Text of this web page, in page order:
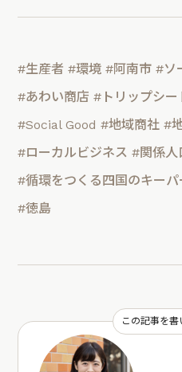
#生産者 #環境 #阿南市 #ソ
#あわい商店 #トリップシー
#Social Good #地域商社 #
#ローカルビジネス #関係人
#循環をつくる四国のキーパ
#徳島
この記事を